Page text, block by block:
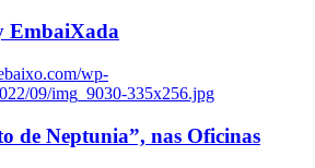
EmbaiXada
wp-
09/img_9030-335x256.jpg
de Neptunia”, nas Oficinas